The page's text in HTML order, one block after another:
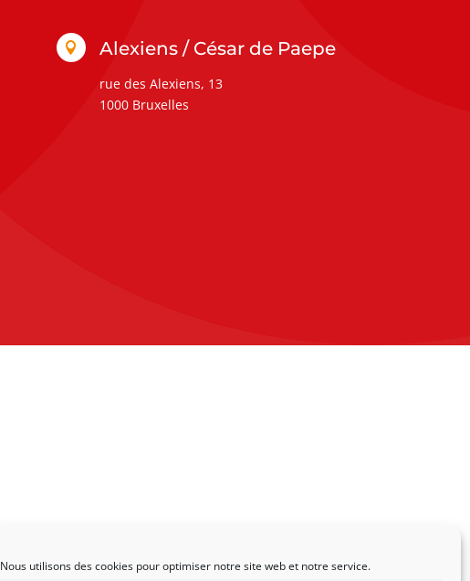
Nous utilisons des cookies pour optimiser notre site web et notre service.
 Alexiens / César de Paepe
rue des Alexiens, 13
1000 Bruxelles